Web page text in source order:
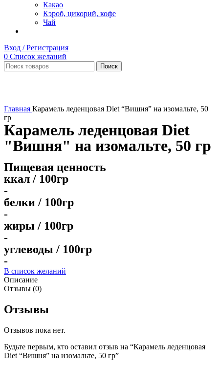
Какао
Кэроб, цикорий, кофе
Чай
Вход / Регистрация
0 Список желаний
Поиск
Главная Карамель леденцовая Diet “Вишня” на изомальте, 50
гр
Карамель леденцовая Diet
"Вишня" на изомальте, 50 гр
Пищевая ценность
ккал / 100гр
-
белки / 100гр
-
жиры / 100гр
-
углеводы / 100гр
-
В список желаний
Описание
Отзывы (0)
Отзывы
Отзывов пока нет.
Будьте первым, кто оставил отзыв на “Карамель леденцовая
Diet “Вишня” на изомальте, 50 гр”